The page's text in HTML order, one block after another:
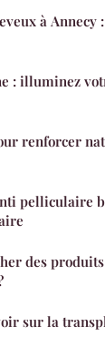
à Annecy
: illuminez
renforcer
pelliculaire
des
sur la